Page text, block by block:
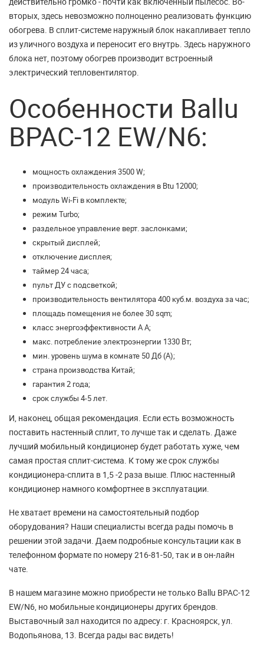
вторых, здесь невозможно полноценно реализовать функцию
обогрева. В сплит-системе наружный блок накапливает тепло
из уличного воздуха и переносит его внутрь. Здесь наружного
блока нет, поэтому обогрев производит встроенный
электрический тепловентилятор.
Особенности Ballu
BPAC-12 EW/N6:
мощность охлаждения 3500 W;
производительность охлаждения в Btu 12000;
модуль Wi-Fi в комплекте;
режим Turbo;
раздельное управление верт. заслонками;
скрытый дисплей;
отключение дисплея;
таймер 24 часа;
пульт ДУ с подсветкой;
производительность вентилятора 400 куб.м. воздуха за час;
площадь помещения не более 30 sqm;
класс энергоэффективности A A;
макс. потребление электроэнергии 1330 Вт;
мин. уровень шума в комнате 50 Дб (А);
страна производства Китай;
гарантия 2 года;
срок службы 4-5 лет.
И, наконец, общая рекомендация. Если есть возможность
поставить настенный сплит, то лучше так и сделать. Даже
лучший мобильный кондиционер будет работать хуже, чем
самая простая сплит-система. К тому же срок службы
кондиционера-сплита в 1,5 -2 раза выше. Плюс настенный
кондиционер намного комфортнее в эксплуатации.
Не хватает времени на самостоятельный подбор
оборудования? Наши специалисты всегда рады помочь в
решении этой задачи. Даем подробные консультации как в
телефонном формате по номеру 216-81-50, так и в он-лайн
чате.
В нашем магазине можно приобрести не только Ballu BPAC-12
EW/N6, но мобильные кондиционеры других брендов.
Выставочный зал находится по адресу: г. Красноярск, ул.
Водопьянова, 13. Всегда рады вас видеть!